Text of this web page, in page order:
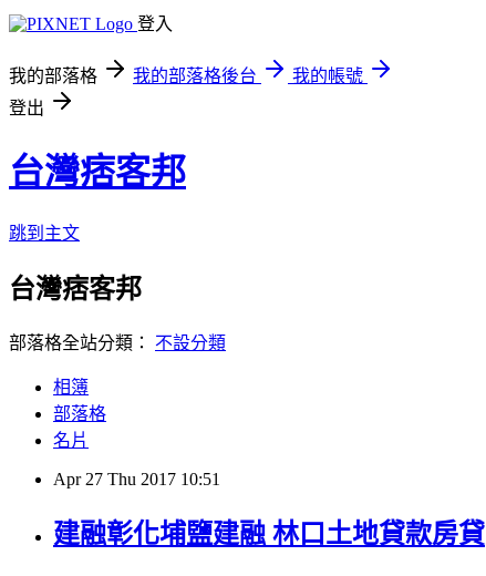
登入
我的部落格 我的部落格後台
我的帳號
登出
台灣痞客邦
跳到主文
台灣痞客邦
部落格全站分類： 不設分類
相簿
部落格
名片
Apr 27 Thu 2017 10:51
建融彰化埔鹽建融 林口土地貸款房貸